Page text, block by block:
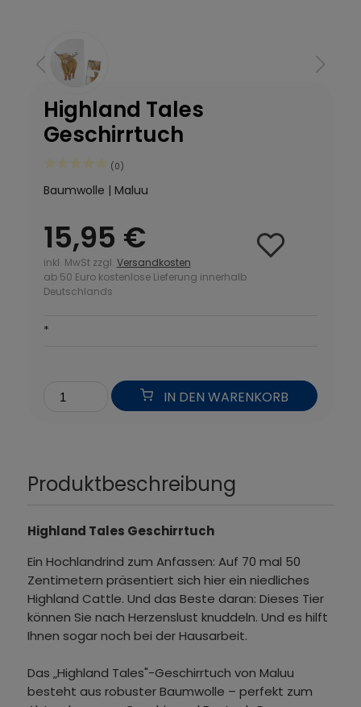
Highland Tales
Geschirrtuch
(0)
Baumwolle | Maluu
15,95 €
inkl. MwSt zzgl. Versandkosten
ab 50 Euro kostenlose Lieferung innerhalb
Deutschlands
*
IN DEN WARENKORB
Produktbeschreibung
Highland Tales Geschirrtuch
Ein Hochlandrind zum Anfassen: Auf 70 mal 50
Zentimetern präsentiert sich hier ein niedliches
Highland Cattle. Und das Beste daran: Dieses Tier
können Sie nach Herzenslust knuddeln. Und es hilft
Ihnen sogar noch bei der Hausarbeit.
Das „Highland Tales"-Geschirrtuch von Maluu
besteht aus robuster Baumwolle – perfekt zum